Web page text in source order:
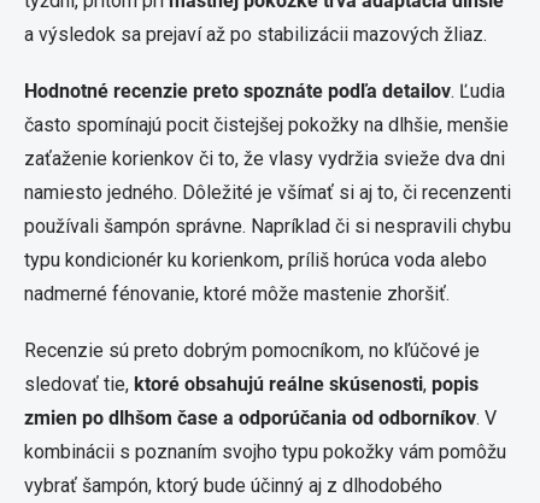
a výsledok sa prejaví až po stabilizácii mazových žliaz.
Hodnotné recenzie preto spoznáte podľa detailov. Ľudia
často spomínajú pocit čistejšej pokožky na dlhšie, menšie
zaťaženie korienkov či to, že vlasy vydržia svieže dva dni
namiesto jedného. Dôležité je všímať si aj to, či recenzenti
používali šampón správne. Napríklad či si nespravili chybu
typu kondicionér ku korienkom, príliš horúca voda alebo
nadmerné fénovanie, ktoré môže mastenie zhoršiť.
Recenzie sú preto dobrým pomocníkom, no kľúčové je
sledovať tie, ktoré obsahujú reálne skúsenosti, popis
zmien po dlhšom čase a odporúčania od odborníkov. V
kombinácii s poznaním svojho typu pokožky vám pomôžu
vybrať šampón, ktorý bude účinný aj z dlhodobého